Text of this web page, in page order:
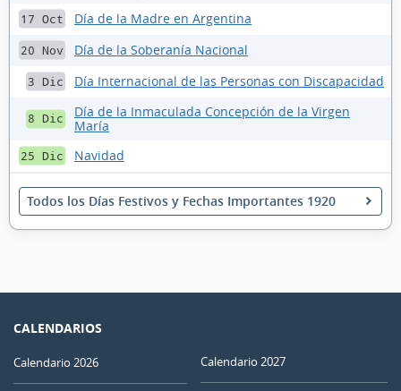
17 Oct Día de la Madre en Argentina
20 Nov Día de la Soberanía Nacional
3 Dic Día Internacional de las Personas con Discapacidad
8 Dic
Día de la Inmaculada Concepción de la Virgen
María
25 Dic Navidad
Todos los Días Festivos y Fechas Importantes 1920
CALENDARIOS
Calendario 2026 Calendario 2027